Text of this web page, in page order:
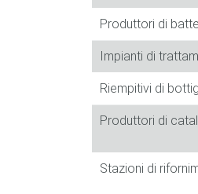
Produttori di
Impianti di
Riempitivi di
Produttori di
Stazioni di